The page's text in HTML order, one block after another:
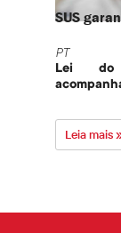
SUS
PT
Lei do
Leia mais